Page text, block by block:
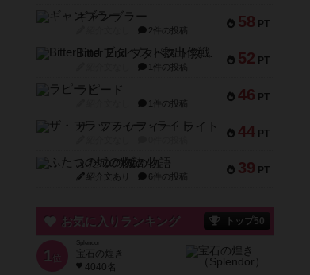
58 PT
ギャンブラー
2件の投稿
52 PT
Bitter End ブタペスト救出作戦
1件の投稿
46 PT
ラピード
1件の投稿
44 PT
ザ・フラッフィー・ライト
39 PT
ふたつの城の物語
紹介文あり 6件の投稿
お気に入りランキング トップ50
1 位
宝石の煌き
4040名